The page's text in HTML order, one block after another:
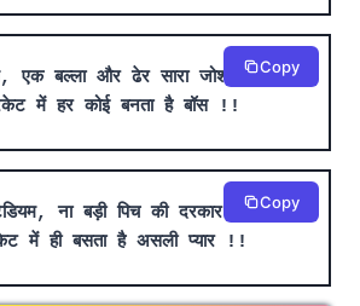
एक बल्ला और ढेर सारा जोश
में हर कोई बनता है बॉस !!
Copy
ना बड़ी पिच की दरकार
में ही बसता है असली प्यार !!
Copy